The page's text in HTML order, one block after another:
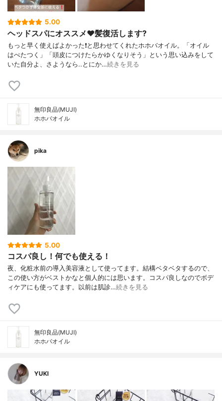
5.00
ヘッドスパにオススメ♥️髪復活します?
もっと早く使えばよかった❗と思わせてくれたホホバオイル。「オイル
はべたつく」「頭皮につけたらかゆくなりそう」という思い込みをして
いた自分よ、さようなら..とにか…続きを見る
無印良品(MUJI)
ホホバオイル
pika
5.00
コスパ良し！何でも使える！
夜、化粧水前の導入美容液として使ってます。結構ベタベタするので、
この使い方がベストかなと個人的には思います。コスパ良しなのでボデ
ィケアにも使ってます。以前は肌診…続きを見る
無印良品(MUJI)
ホホバオイル
YUKI